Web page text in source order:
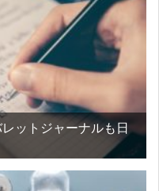
ットジャーナルも日